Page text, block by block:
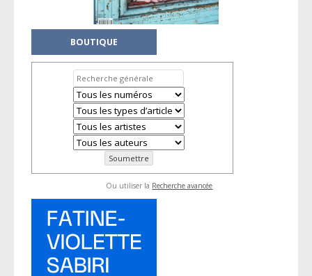
BOUTIQUE
Ou utiliser la Recherche avancée